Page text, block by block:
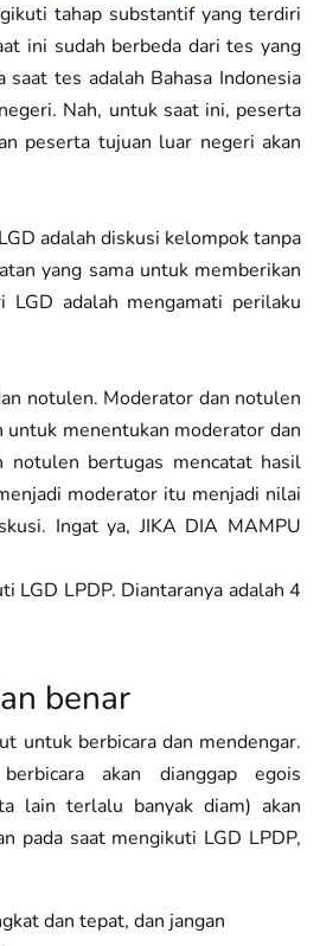
tahap substantif yang terdiri
ini sudah berbeda dari tes yang
saat tes adalah Bahasa Indonesia
Nah, untuk saat ini, peserta
peserta tujuan luar negeri akan
adalah diskusi kelompok tanpa
yang sama untuk memberikan
LGD adalah mengamati perilaku
notulen. Moderator dan notulen
untuk menentukan moderator dan
notulen bertugas mencatat hasil
moderator itu menjadi nilai
Ingat ya, JIKA DIA MAMPU
LGD LPDP. Diantaranya adalah 4
benar
untuk berbicara dan mendengar.
akan dianggap egois
lain terlalu banyak diam) akan
pada saat mengikuti LGD LPDP,
dan tepat, dan jangan